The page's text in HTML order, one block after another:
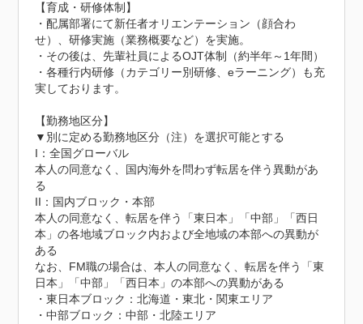
【育成・研修体制】
・配属部署にて新任者オリエンテーション（顔合わ
せ）、研修実施（業務概要など）を実施。
・その後は、先輩社員によるOJT体制（約半年～1年間）
・各種行内研修（カテゴリー別研修、eラーニング）も充
実しております。
【勤務地区分】
▼別に定める勤務地区分（注）を選択可能とする
I：全国グローバル
本人の同意なく、国内海外を問わず転居を伴う異動があ
る
II：国内ブロック・本部
本人の同意なく、転居を伴う「東日本」「中部」「西日
本」の各地域ブロック内および全地域の本部への異動が
ある
なお、FM職の場合は、本人の同意なく、転居を伴う「東
日本」「中部」「西日本」の本部への異動がある
・東日本ブロック：北海道・東北・関東エリア
・中部ブロック：中部・北陸エリア